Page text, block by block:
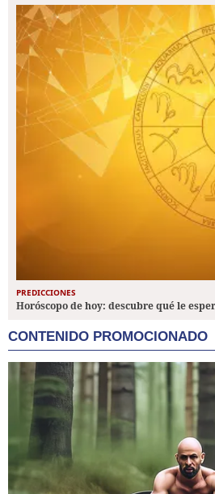
PREDICCIONES
Horóscopo de hoy: descubre qué le
CONTENIDO PROMOCIONADO